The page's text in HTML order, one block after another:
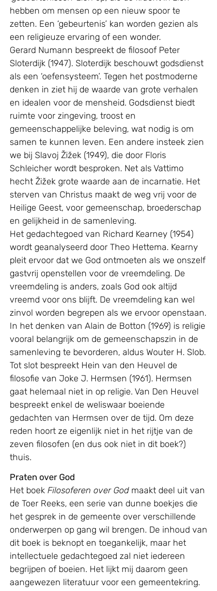
hebben om mensen op een nieuw spoor te
zetten. Een ‘gebeurtenis’ kan worden gezien als
een religieuze ervaring of een wonder.
Gerard Numann bespreekt de filosoof Peter
Sloterdijk (1947). Sloterdijk beschouwt godsdienst
als een ‘oefensysteem’. Tegen het postmoderne
denken in ziet hij de waarde van grote verhalen
en idealen voor de mensheid. Godsdienst biedt
ruimte voor zingeving, troost en
gemeenschappelijke beleving, wat nodig is om
samen te kunnen leven. Een andere insteek zien
we bij Slavoj Žižek (1949), die door Floris
Schleicher wordt besproken. Net als Vattimo
hecht Žižek grote waarde aan de incarnatie. Het
sterven van Christus maakt de weg vrij voor de
Heilige Geest, voor gemeenschap, broederschap
en gelijkheid in de samenleving.
Het gedachtegoed van Richard Kearney (1954)
wordt geanalyseerd door Theo Hettema. Kearny
pleit ervoor dat we God ontmoeten als we onszelf
gastvrij openstellen voor de vreemdeling. De
vreemdeling is anders, zoals God ook altijd
vreemd voor ons blijft. De vreemdeling kan wel
zinvol worden begrepen als we ervoor openstaan.
In het denken van Alain de Botton (1969) is religie
vooral belangrijk om de gemeenschapszin in de
samenleving te bevorderen, aldus Wouter H. Slob.
Tot slot bespreekt Hein van den Heuvel de
filosofie van Joke J. Hermsen (1961). Hermsen
gaat helemaal niet in op religie. Van Den Heuvel
bespreekt enkel de weliswaar boeiende
gedachten van Hermsen over de tijd. Om deze
reden hoort ze eigenlijk niet in het rijtje van de
zeven filosofen (en dus ook niet in dit boek?)
thuis.
Praten over God
Het boek Filosoferen over Godmaakt deel uit van
de Toer Reeks, een serie van dunne boekjes die
het gesprek in de gemeente over verschillende
onderwerpen op gang wil brengen. De inhoud van
dit boek is beknopt en toegankelijk, maar het
intellectuele gedachtegoed zal niet iedereen
begrijpen of boeien. Het lijkt mij daarom geen
aangewezen literatuur voor een gemeentekring.